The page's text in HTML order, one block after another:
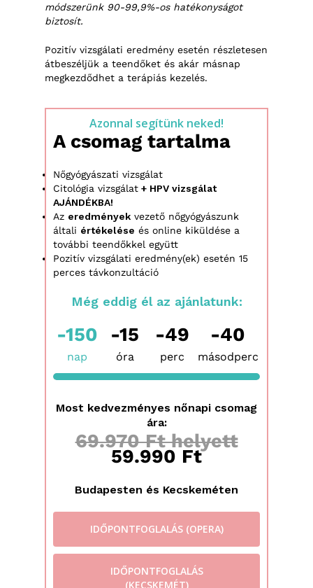
módszerünk 90-99,9%-os hatékonyságot
biztosít.
Pozitív vizsgálati eredmény esetén részletesen
átbeszéljük a teendőket és akár másnap
megkezdődhet a terápiás kezelés.
Azonnal segítünk neked!
A csomag tartalma
Nőgyógyászati vizsgálat
Citológia vizsgálat + HPV vizsgálat
AJÁNDÉKBA!
Az eredmények vezető nőgyógyászunk
általi értékelése és online kiküldése a
további teendőkkel együtt
Pozitív vizsgálati eredmény(ek) esetén 15
perces távkonzultáció
Még eddig él az ajánlatunk:
-150
nap
-15
óra
-49
perc
-41
másodperc
Most kedvezményes nőnapi csomag
ára:
69.970 Ft helyett
59.990 Ft
Budapesten és Kecskeméten
IDŐPONTFOGLALÁS (OPERA)
IDŐPONTFOGLALÁS
(KECSKEMÉT)